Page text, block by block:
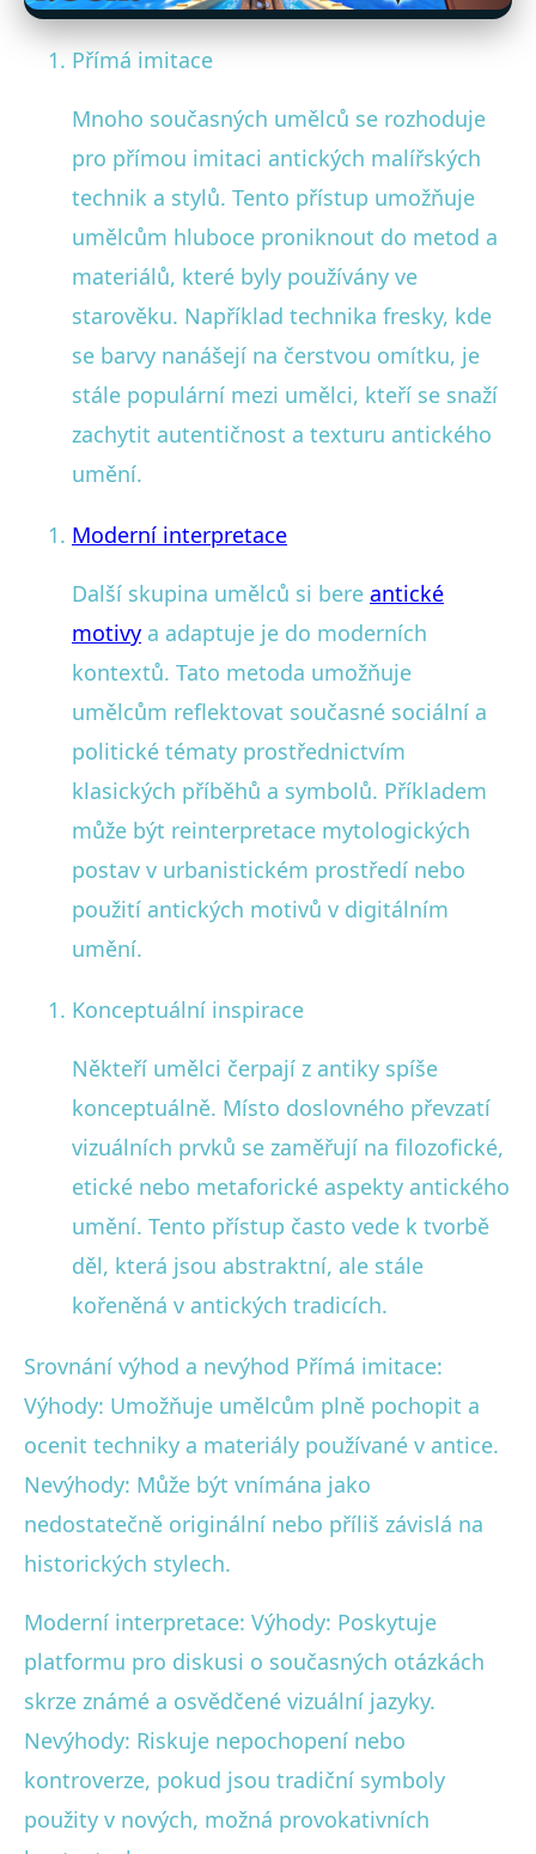
Přímá imitace
Mnoho současných umělců se rozhoduje
pro přímou imitaci antických malířských
technik a stylů. Tento přístup umožňuje
umělcům hluboce proniknout do metod a
materiálů, které byly používány ve
starověku. Například technika fresky, kde
se barvy nanášejí na čerstvou omítku, je
stále populární mezi umělci, kteří se snaží
zachytit autentičnost a texturu antického
umění.
Moderní interpretace
Další skupina umělců si bere antické
motivy a adaptuje je do moderních
kontextů. Tato metoda umožňuje
umělcům reflektovat současné sociální a
politické tématy prostřednictvím
klasických příběhů a symbolů. Příkladem
může být reinterpretace mytologických
postav v urbanistickém prostředí nebo
použití antických motivů v digitálním
umění.
Konceptuální inspirace
Někteří umělci čerpají z antiky spíše
konceptuálně. Místo doslovného převzatí
vizuálních prvků se zaměřují na filozofické,
etické nebo metaforické aspekty antického
umění. Tento přístup často vede k tvorbě
děl, která jsou abstraktní, ale stále
kořeněná v antických tradicích.
Srovnání výhod a nevýhod Přímá imitace:
Výhody: Umožňuje umělcům plně pochopit a
ocenit techniky a materiály používané v antice.
Nevýhody: Může být vnímána jako
nedostatečně originální nebo příliš závislá na
historických stylech.
Moderní interpretace: Výhody: Poskytuje
platformu pro diskusi o současných otázkách
skrze známé a osvědčené vizuální jazyky.
Nevýhody: Riskuje nepochopení nebo
kontroverze, pokud jsou tradiční symboly
použity v nových, možná provokativních